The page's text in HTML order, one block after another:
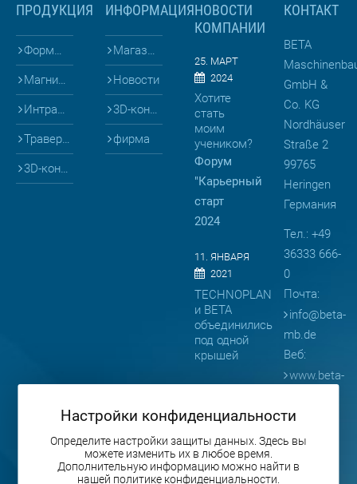
ПРОДУКЦИЯ
Формы для
Магниты и Опалубка
Интралогистика
Траверсы
3D-конфигураторы
ИНФОРМАЦИЯ
Магазин
Новости
3D-конфигураторы
фирма
НОВОСТИ
КОМПАНИИ
25. МАРТ
2024
Хотите
стать
моим
учеником?
Форум
"Карьерный
старт
2024
11. ЯНВАРЯ
2021
TECHNOPLAN
и BETA
объединились
под одной
крышей
BETA
представляет
продукцию
на
КОНТАКТ
BETA
GmbH &
Co. KG
Nordhäuser
Straße 2
99765
Heringen
Германия
Тел.: +49
36333 666-
0
Почта:
info@beta-
mb.de
Веб:
www.beta-
Настройки конфиденциальности
Определите настройки защиты данных. Здесь вы
можете изменить их в любое время.
Дополнительную информацию можно найти в
нашей политике конфиденциальности.